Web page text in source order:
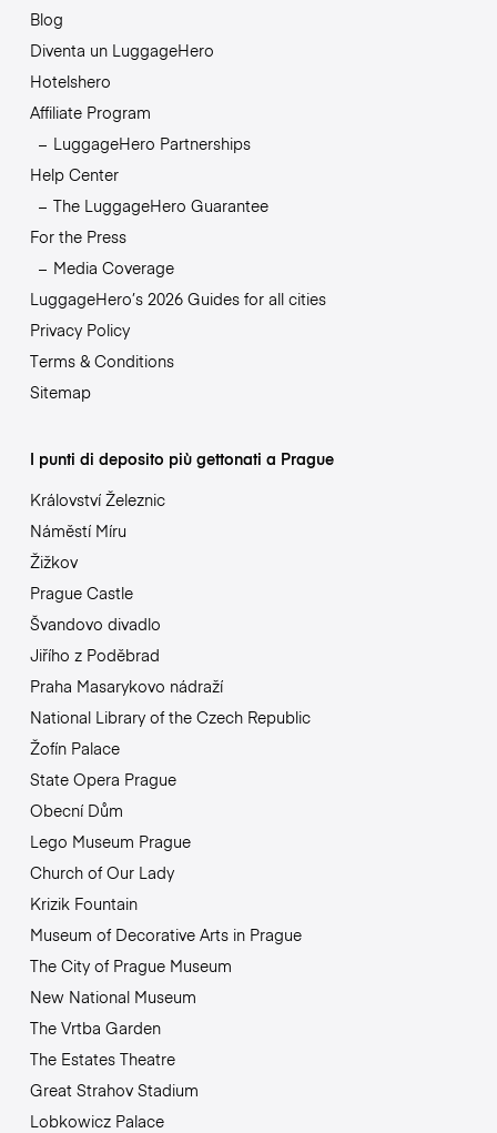
Blog
Diventa un LuggageHero
Hotelshero
Affiliate Program
LuggageHero Partnerships
Help Center
The LuggageHero Guarantee
For the Press
Media Coverage
LuggageHero’s 2026 Guides for all cities
Privacy Policy
Terms & Conditions
Sitemap
I punti di deposito più gettonati a Prague
Království Železnic
Náměstí Míru
Žižkov
Prague Castle
Švandovo divadlo
Jiřího z Poděbrad
Praha Masarykovo nádraží
National Library of the Czech Republic
Žofín Palace
State Opera Prague
Obecní Dům
Lego Museum Prague
Church of Our Lady
Krizik Fountain
Museum of Decorative Arts in Prague
The City of Prague Museum
New National Museum
The Vrtba Garden
The Estates Theatre
Great Strahov Stadium
Lobkowicz Palace